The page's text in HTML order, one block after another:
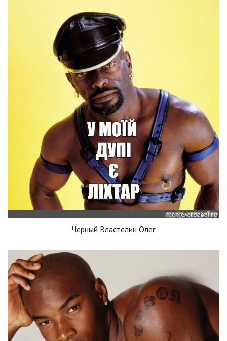
Черный Властелин Олег